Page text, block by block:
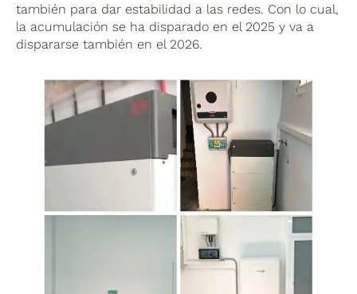
también para dar estabilidad a las redes. Con lo cual,
la acumulación se ha disparado en el 2025 y va a
dispararse también en el 2026.